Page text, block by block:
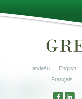
Latviešu English
Français